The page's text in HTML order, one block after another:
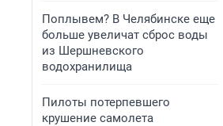
Поплывем? В Челябинске еще
больше увеличат сброс воды
из Шершневского
водохранилища
Пилоты потерпевшего
крушение самолета